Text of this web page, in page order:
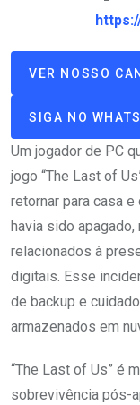
VER NOSSO
SIGA NO
Um jogador de PC
jogo “The Last of
retornar para casa
havia sido
relacionados à
digitais. Esse
de backup e
armazenados em
“The Last of Us” é
sobrevivência pós-